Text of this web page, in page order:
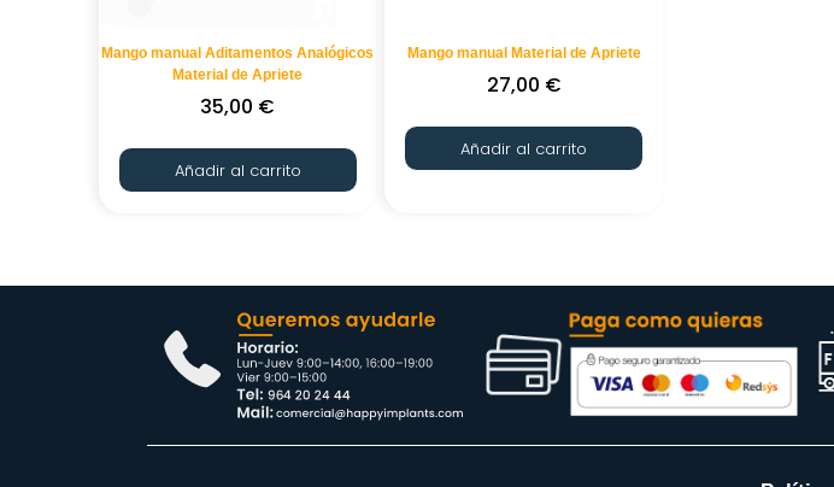
Mango manual Aditamentos Analógicos
Material de Apriete
35,00 €
Añadir al carrito
Mango manual Material de Apriete
27,00 €
Añadir al carrito